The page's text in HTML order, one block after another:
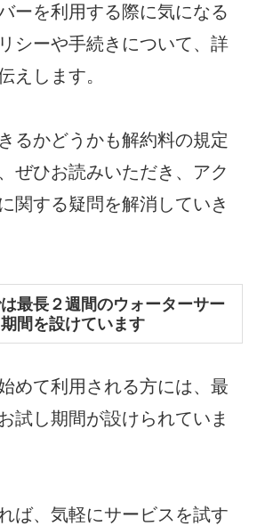
ーを利用する際に気になる
シーや手続きについて、詳
えします。
るかどうかも解約料の規定
ぜひお読みいただき、アク
関する疑問を解消していき
最長２週間のウォーターサー
間を設けています
めて利用される方には、最
試し期間が設けられていま
ば、気軽にサービスを試す